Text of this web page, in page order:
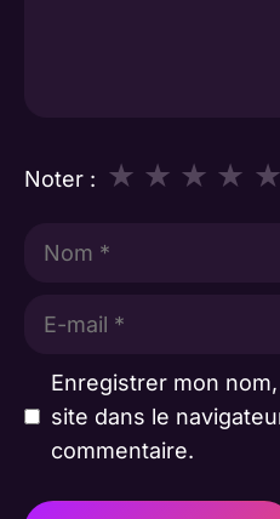
Noter : ★
★
★
★
★
Enregistrer mon
site dans le
commentaire.